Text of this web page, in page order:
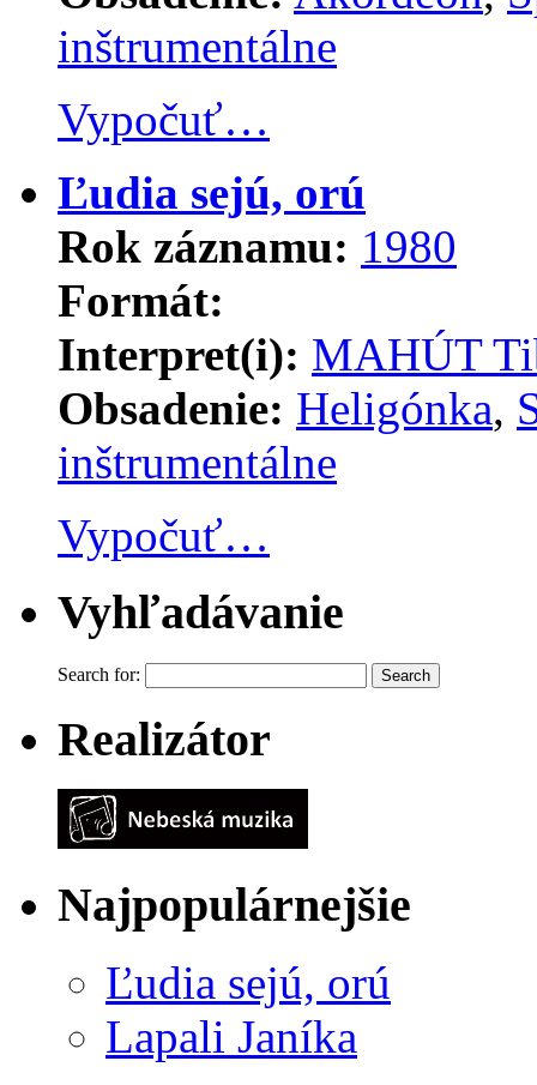
inštrumentálne
Vypočuť…
Ľudia sejú, orú
Rok záznamu: 1980
Formát:
Interpret(i): MAHÚT
Obsadenie: Heligónka,
inštrumentálne
Vypočuť…
Vyhľadávanie
Search for:
Realizátor
Najpopulárnejšie
Ľudia sejú, orú
Lapali Janíka